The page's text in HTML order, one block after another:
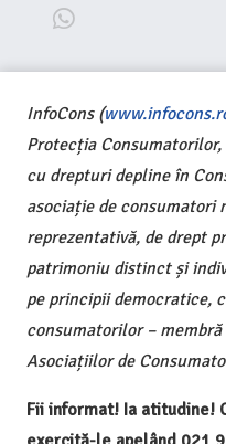
InfoCons (
Protecția
cu drepturi depline în
asociație de consumatori
reprezentativă, de drept
patrimoniu distinct și
pe principii democratice,
consumatorilor –
Asociațiilor de
Fii informat! Ia atitudine!